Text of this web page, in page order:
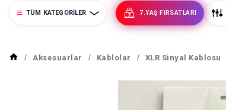
TÜM KATEGORILER 7.YAŞ FIRSATLARI
Aksesuarlar Kablolar XLR Sinyal Kablosu